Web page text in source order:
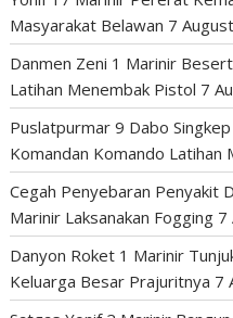
Masyarakat Belawan 7
Danmen Zeni 1 Marinir
Latihan Menembak Pistol 7
Puslatpurmar 9 Dabo
Komandan Komando Latihan
Cegah Penyebaran Penyakit
Marinir Laksanakan Fogging 7
Danyon Roket 1 Marinir
Keluarga Besar Prajuritnya 7